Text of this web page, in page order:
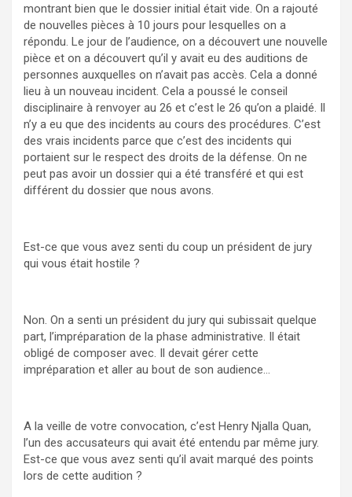
montrant bien que le dossier initial était vide. On a rajouté
de nouvelles pièces à 10 jours pour lesquelles on a
répondu. Le jour de l’audience, on a découvert une nouvelle
pièce et on a découvert qu’il y avait eu des auditions de
personnes auxquelles on n’avait pas accès. Cela a donné
lieu à un nouveau incident. Cela a poussé le conseil
disciplinaire à renvoyer au 26 et c’est le 26 qu’on a plaidé. Il
n’y a eu que des incidents au cours des procédures. C’est
des vrais incidents parce que c’est des incidents qui
portaient sur le respect des droits de la défense. On ne
peut pas avoir un dossier qui a été transféré et qui est
différent du dossier que nous avons.
Est-ce que vous avez senti du coup un président de jury
qui vous était hostile ?
Non. On a senti un président du jury qui subissait quelque
part, l’impréparation de la phase administrative. Il était
obligé de composer avec. Il devait gérer cette
impréparation et aller au bout de son audience…
A la veille de votre convocation, c’est Henry Njalla Quan,
l’un des accusateurs qui avait été entendu par même jury.
Est-ce que vous avez senti qu’il avait marqué des points
lors de cette audition ?